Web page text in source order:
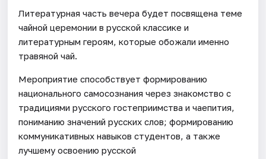
Литературная часть вечера будет посвящена теме
чайной церемонии в русской классике и
литературным героям, которые обожали именно
травяной чай.
Мероприятие способствует формированию
национального самосознания через знакомство с
традициями русского гостеприимства и чаепития,
пониманию значений русских слов; формированию
коммуникативных навыков студентов, а также
лучшему освоению русской